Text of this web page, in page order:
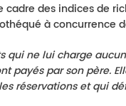
cadre des indices de
à concurrence
qui ne lui charge
payés par son père.
réservations et qui